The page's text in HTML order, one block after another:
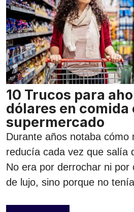
10 Trucos para
dólares en comida
supermercado
Durante años notaba cómo
reducía cada vez que salía
No era por derrochar ni por
de lujo, sino porque no